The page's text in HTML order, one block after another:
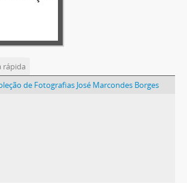
rápida
de Fotografias José Marcondes Borges